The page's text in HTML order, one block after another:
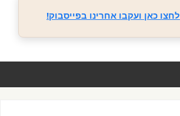
לחצו כאן ועקבו אחרינו בפייסבוק!